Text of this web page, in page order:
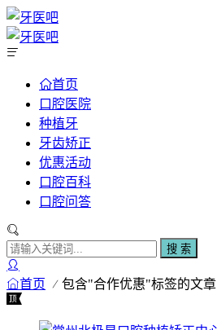
首页
口腔医院
种植牙
牙齿矫正
优惠活动
口腔百科
口腔问答
搜 索
首页 包含"合作优惠"标签的文章